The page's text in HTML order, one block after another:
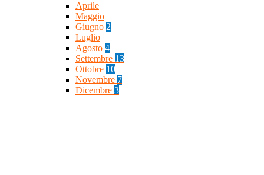
Aprile
Maggio
Giugno 2
Luglio
Agosto 4
Settembre 13
Ottobre 10
Novembre 7
Dicembre 3